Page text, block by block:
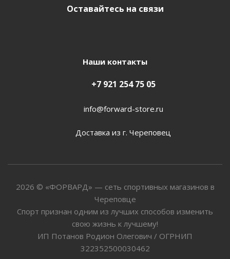
Оставайтесь на связи
Наши контакты
+7 921 254 75 05
info@forward-store.ru
Доставка из г. Череповец
2026 © «ФОРВАРД» — сеть спортивных магазинов в
Череповце
Спорт признан одним из лучших способов изменить
свою жизнь к лучшему!
ИП Потанов Родион Олегович / ОГРНИП
322352500030462